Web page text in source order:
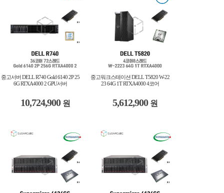
중고서버 DELL R740 Gold 6140 2P 25
6G RTXA4000 2 GPU서버
10,724,900 원
중고워크스테이션 DELL T5820 W-22
23 64G 1T RTXA4000 4코어
5,612,900 원